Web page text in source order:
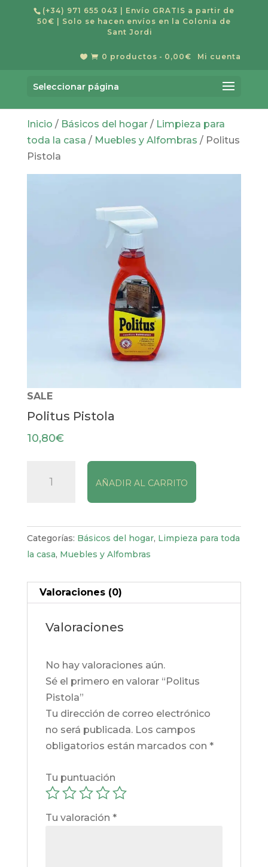
(+34) 971 655 043
| Envío GRATIS a partir de
50€ | Solo se hacen envíos en la Colonia de
Sant Jordi
Mi cuenta
  0 productos 0,00€
Seleccionar página
Búsqueda
Inicio / Básicos del hogar/ Limpieza para
toda la casa / Muebles y Alfombras / Politus
Pistola
SALE
Politus Pistola
10,80€
Pistola
AÑADIR AL CARRITO
Categorías: Básicos del hogar, Limpieza para toda
la casa, Muebles y Alfombras
Valoraciones (0)
Valoraciones
No hay valoraciones aún.
Sé el primero en valorar “Politus
Pistola”
Tu dirección de correo electrónico
no será publicada. Los campos
obligatorios están marcados con *
Tu puntuación
Tu valoración *